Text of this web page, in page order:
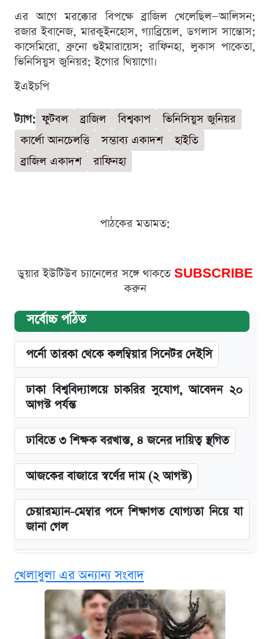
এর আগে মরক্কোর বিপক্ষে ব্রাজিল খেলেছিল—আলিসন;
রজার ইবানেজ, মারকুইনহোস, গ্যাব্রিয়েল, ডগলাস সান্তোস;
কাসেমিরো, ব্রুনো গুইমারায়েস; রাফিনহা, লুকাস পাকেতা,
ভিনিসিয়ুস জুনিয়র; ইগোর থিয়াগো।
ইএইচপি
ট্যাগ: ফুটবল ব্রাজিল বিশ্বকাপ
ভিনিসিয়ুস জুনিয়র
কার্লো আনচেলত্তি
সম্ভাব্য একাদশ
হাইতি
ব্রাজিল একাদশ
রাফিনহা
পাঠকের মতামত:
ডুয়ার ইউটিউব চ্যানেলের সঙ্গে থাকতে SUBSCRIBE
করুন
সর্বোচ্চ পঠিত
পর্নো তারকা থেকে কলম্বিয়ার সিনেটর দেইসি
ঢাকা বিশ্ববিদ্যালয়ে চাকরির সুযোগ, আবেদন ২০
আগস্ট পর্যন্ত
ঢাবিতে ৩ শিক্ষক বরখাস্ত, ৪ জনের দায়িত্ব স্থগিত
আজকের বাজারে স্বর্ণের দাম (২ আগস্ট)
চেয়ারম্যান-মেম্বার পদে শিক্ষাগত যোগ্যতা নিয়ে যা
জানা গেল
ভাতা
জুলাই স্মৃতি জাদুঘরে যেতে টিকিট কাটবেন যেভাবে
খেলাধুলা এর অন্যান্য সংবাদ